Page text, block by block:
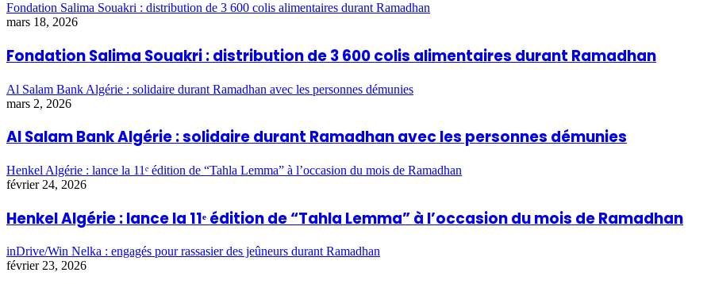
Fondation Salima Souakri : distribution de 3 600 colis alimentaires durant Ramadhan
mars 18, 2026
Fondation Salima Souakri : distribution de 3 600 colis alimentaires durant Ramadhan
Al Salam Bank Algérie : solidaire durant Ramadhan avec les personnes démunies
mars 2, 2026
Al Salam Bank Algérie : solidaire durant Ramadhan avec les personnes démunies
Henkel Algérie : lance la 11ᵉ édition de “Tahla Lemma” à l’occasion du mois de Ramadhan
février 24, 2026
Henkel Algérie : lance la 11ᵉ édition de “Tahla Lemma” à l’occasion du mois de Ramadhan
inDrive/Win Nelka : engagés pour rassasier des jeûneurs durant Ramadhan
février 23, 2026